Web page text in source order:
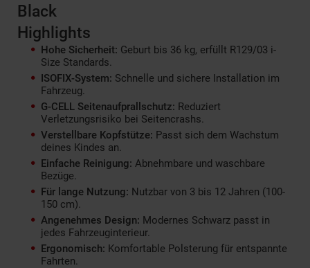
Black
Highlights
Hohe Sicherheit: Geburt bis 36 kg, erfüllt R129/03 i-
Size Standards.
ISOFIX-System: Schnelle und sichere Installation im
Fahrzeug.
G-CELL Seitenaufprallschutz: Reduziert
Verletzungsrisiko bei Seitencrashs.
Verstellbare Kopfstütze: Passt sich dem Wachstum
deines Kindes an.
Einfache Reinigung: Abnehmbare und waschbare
Bezüge.
Für lange Nutzung: Nutzbar von 3 bis 12 Jahren (100-
150 cm).
Angenehmes Design: Modernes Schwarz passt in
jedes Fahrzeuginterieur.
Ergonomisch: Komfortable Polsterung für entspannte
Fahrten.